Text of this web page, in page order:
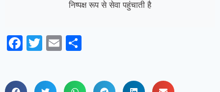
निष्पक्ष रूप से सेवा पहुंचाती है
Facebook
TwitterEmail